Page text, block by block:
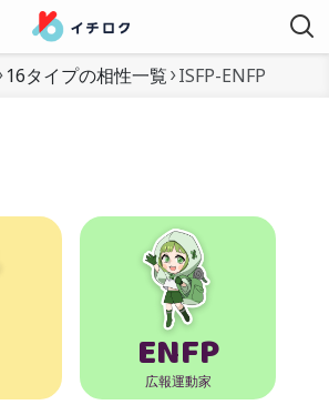
16タイプの相性一覧 ISFP-ENFP
ENFP
広報運動家